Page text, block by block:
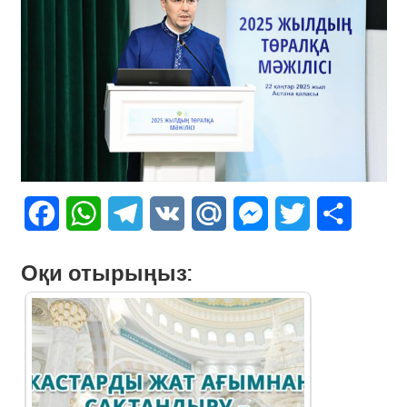
FacebookWhatsAppTelegram
VK Mail.Ru Messenger
Twitter
Оқи отырыңыз: